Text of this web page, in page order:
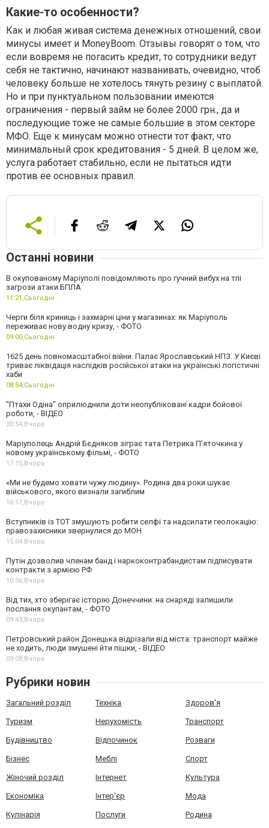
Какие-то особенности?
Как и любая живая система денежных отношений, свои
минусы имеет и MoneyBoom. Отзывы говорят о том, что
если вовремя не погасить кредит, то сотрудники ведут
себя не тактично, начинают названивать, очевидно, чтоб
человеку больше не хотелось тянуть резину с выплатой.
Но и при пунктуальном пользовании имеются
ограничения - первый займ не более 2000 грн., да и
последующие тоже не самые большие в этом секторе
МФО. Еще к минусам можно отнести тот факт, что
минимальный срок кредитования - 5 дней. В целом же,
услуга работает стабильно, если не пытаться идти
против ее основных правил.
Останні новини
В окупованому Маріуполі повідомляють про гучний вибух на тлі
загрози атаки БПЛА
11:21,Сьогодні
Черги біля криниць і захмарні ціни у магазинах: як Маріуполь
переживає нову водну кризу, - ФОТО
09:00,Сьогодні
1625 день повномасштабної війни. Палає Ярославський НПЗ. У Києві
триває ліквідація наслідків російської атаки на українські логістичні
хаби
08:54,Сьогодні
"Птахи Одіна" оприлюднили доти неопубліковані кадри бойової
роботи, - ВІДЕО
20:54,Вчора
Маріуполець Андрій Бєдняков зіграє тата Петрика П’яточкина у
новому українському фільмі, - ФОТО
17:15,Вчора
«Ми не будемо ховати чужу людину». Родина два роки шукає
військового, якого визнали загиблим
16:17,Вчора
Вступників із ТОТ змушують робити селфі та надсилати геолокацію:
правозахисники звернулися до МОН
15:04,Вчора
Путін дозволив членам банд і наркоконтрабандистам підписувати
контракти з армією РФ
10:56,Вчора
Від тих, хто зберігає історію Донеччини: на снаряді залишили
послання окупантам, - ФОТО
09:43,Вчора
Петровський район Донецька відрізали від міста: транспорт майже
не ходить, люди змушені йти пішки, - ВІДЕО
09:08,Вчора
Рубрики новин
Загальний розділ Техніка Здоров'я
Туризм Нерухомість Транспорт
Будівництво Відпочинок Розваги
Бізнес Меблі Спорт
Жіночий розділ Інтернет Культура
Економіка Інтер'єр Мода
Кулінарія Послуги Родина